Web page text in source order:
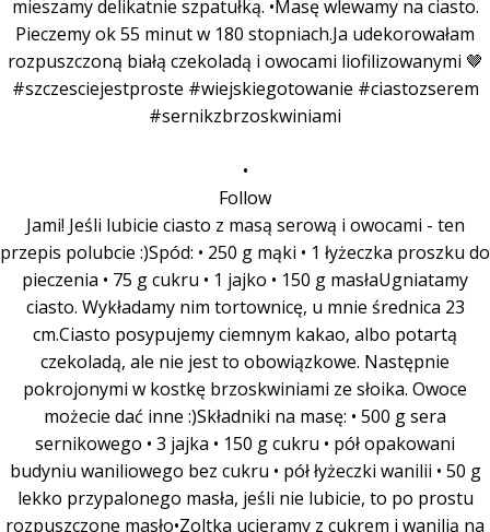
•
Follow
Jami! Jeśli lubicie ciasto z masą serową i owocami - ten
przepis polubcie :)Spód: • 250 g mąki • 1 łyżeczka proszku do
pieczenia • 75 g cukru • 1 jajko • 150 g masłaUgniatamy
ciasto. Wykładamy nim tortownicę, u mnie średnica 23
cm.Ciasto posypujemy ciemnym kakao, albo potartą
czekoladą, ale nie jest to obowiązkowe. Następnie
pokrojonymi w kostkę brzoskwiniami ze słoika. Owoce
możecie dać inne :)Składniki na masę: • 500 g sera
sernikowego • 3 jajka • 150 g cukru • pół opakowani
budyniu waniliowego bez cukru • pół łyżeczki wanilii • 50 g
lekko przypalonego masła, jeśli nie lubicie, to po prostu
rozpuszczone masło•Zoltka ucieramy z cukrem i wanilią na